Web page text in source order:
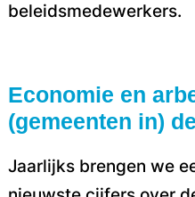
beleidsmedewerkers.
Economie en
(gemeenten in)
Jaarlijks brengen we